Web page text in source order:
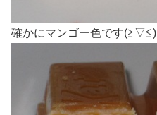
確かにマンゴー色です(≧▽≦)